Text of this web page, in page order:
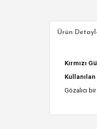
Ürün
Kırmızı
Gözalıcı